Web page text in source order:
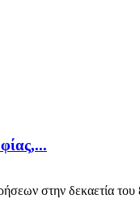
στην δεκαετία του